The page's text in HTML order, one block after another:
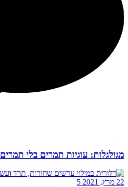
מגולגלות: עוגיות תמרים בלי תמרים
22 מרץ, 2021 5